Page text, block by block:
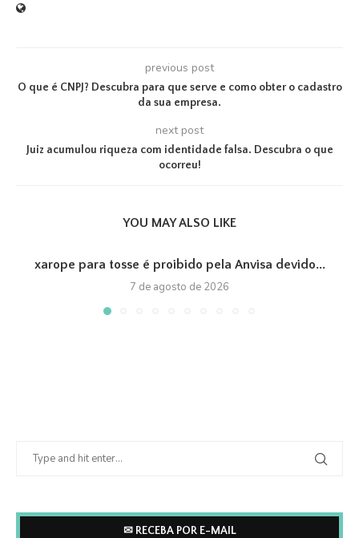
previous post
O que é CNPJ? Descubra para que serve e como obter o cadastro
da sua empresa.
next post
Juiz acumulou riqueza com identidade falsa. Descubra o que
ocorreu!
YOU MAY ALSO LIKE
xarope para tosse é proibido pela Anvisa devido...
7 de agosto de 2026
✉ RECEBA POR E-MAIL